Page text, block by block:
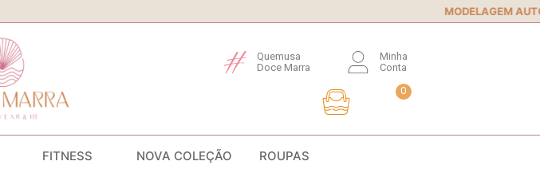
MODELAGEM AUTORAL• Conforto e
Minha
Conta
Quemusa
Doce Marra
0
FITNESS NOVA COLEÇÃO ROUPAS